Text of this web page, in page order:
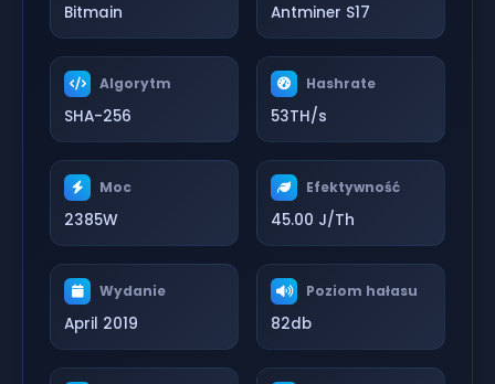
Bitmain Antminer S17
Algorytm
SHA-256
Hashrate
53TH/s
Moc
2385W
Efektywność
45.00 J/Th
Wydanie
April 2019
Poziom hałasu
82db